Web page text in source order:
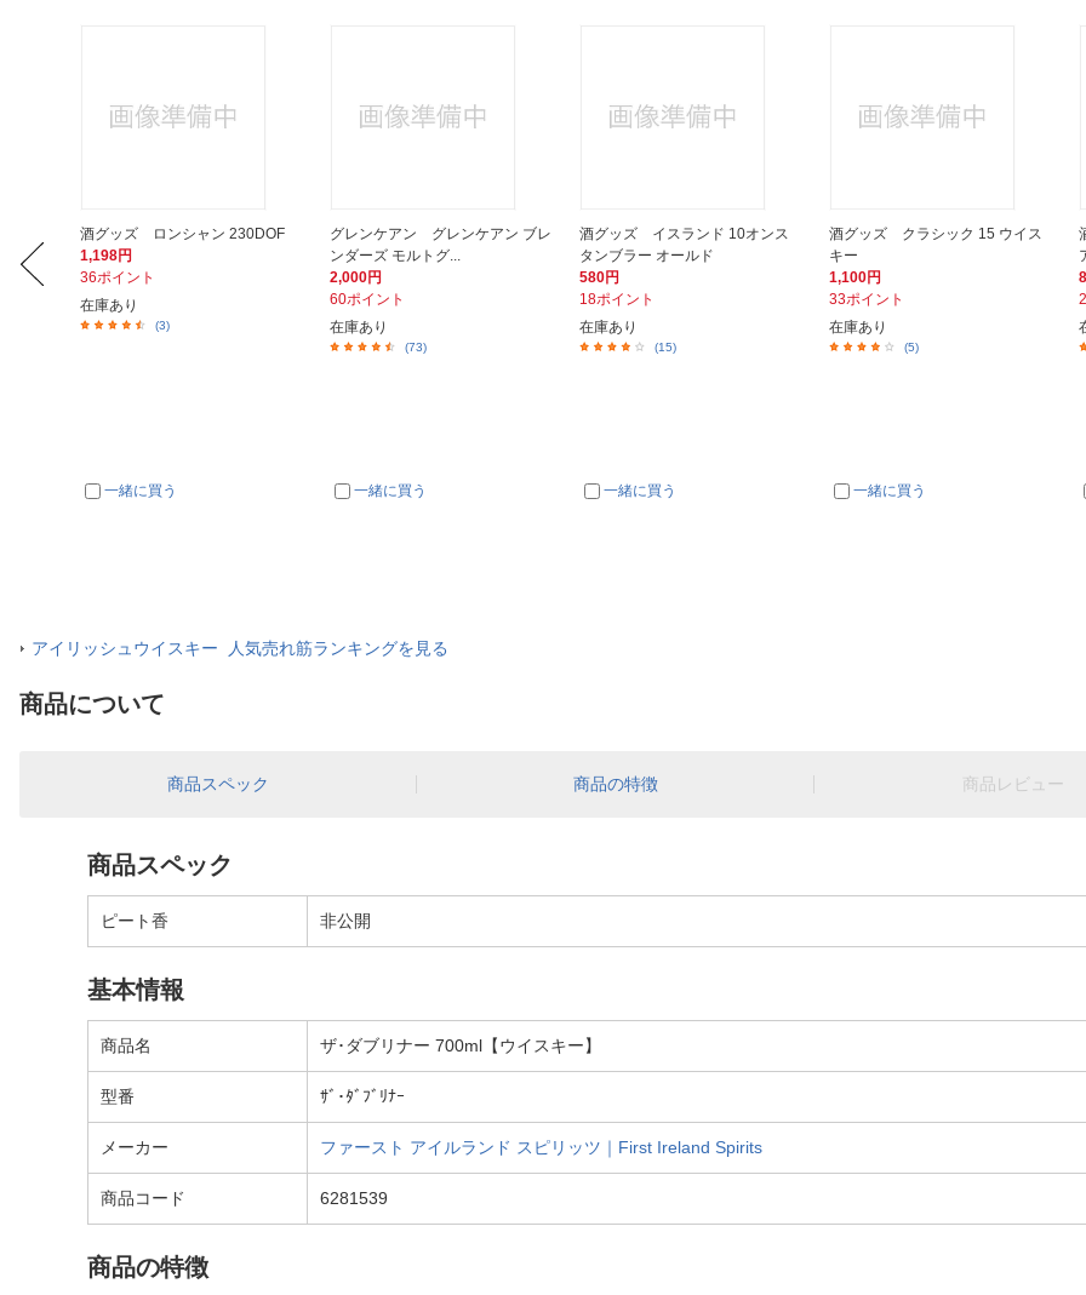
酒グッズ ロンシャン 230DOF
1,198円
36ポイント
在庫あり
(3)
一緒に買う
グレンケアン グレンケアン ブレ
ンダーズ モルトグ...
2,000円
60ポイント
在庫あり
(73)
一緒に買う
酒グッズ イスランド 10オンス
タンブラー オールド
580円
18ポイント
在庫あり
(15)
一緒に買う
酒グッズ クラシック 15 ウイス
キー
1,100円
33ポイント
在庫あり
(5)
一緒に買う
アイリッシュウイスキー 人気売れ筋ランキングを見る
商品について
商品スペック 商品の特徴 商品レビュー
商品スペック
ピート香 非公開
基本情報
商品名 ザ･ダブリナー 700ml【ウイスキー】
型番 ｻﾞ･ﾀﾞﾌﾞﾘﾅｰ
メーカー ファースト アイルランド スピリッツ｜First Ireland Spirits
商品コード 6281539
商品の特徴